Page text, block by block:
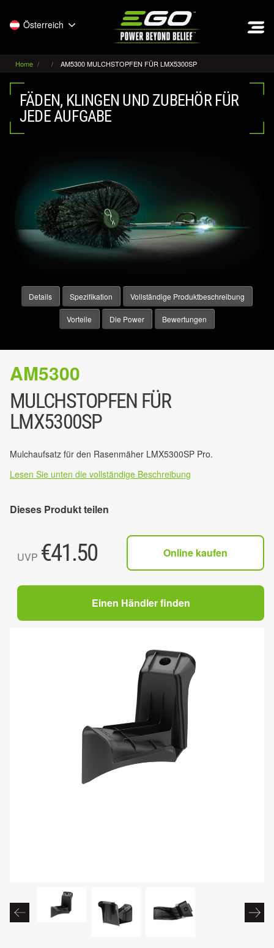
Österreich
Home AM5300 MULCHSTOPFEN FÜR LMX5300SP
FÄDEN, KLINGEN UND ZUBEHÖR FÜR
JEDE AUFGABE
Details Spezifikation Vollständige Produktbeschreibung
Vorteile Die Power Bewertungen
AM5300
MULCHSTOPFEN FÜR
LMX5300SP
Mulchaufsatz für den Rasenmäher LMX5300SP Pro.
Lesen Sie unten die vollständige Beschreibung
Dieses Produkt teilen
UVP €41.50 Online kaufen
Einen Händler finden